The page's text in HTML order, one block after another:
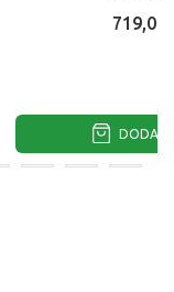
719,00
DODAJ